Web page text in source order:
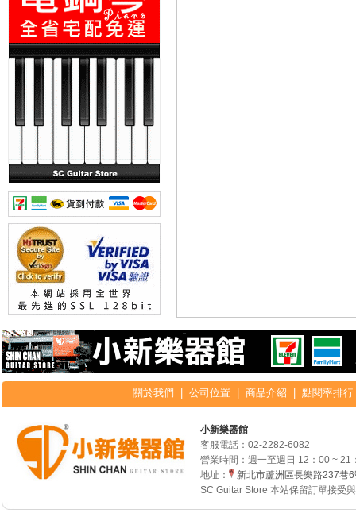
關於我們 公司位置 商品介紹 點閱率排行
小新樂器館
客服電話： 02-2282-6082
營業時間：週一至週日 12：00 ~ 21
地址：
新北市蘆洲區長樂路237巷
SC Guitar Store 本站保留訂單接受